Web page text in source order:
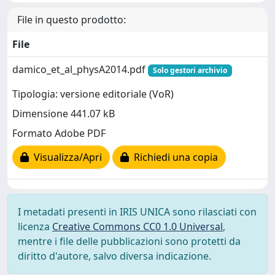
File in questo prodotto:
File
damico_et_al_physA2014.pdf
Solo gestori archivio
Tipologia: versione editoriale (VoR)
Dimensione 441.07 kB
Formato Adobe PDF
Visualizza/Apri
Richiedi una copia
I metadati presenti in IRIS UNICA sono rilasciati con
licenza Creative Commons CC0 1.0 Universal,
mentre i file delle pubblicazioni sono protetti da
diritto d'autore, salvo diversa indicazione.